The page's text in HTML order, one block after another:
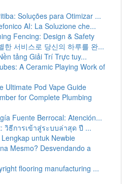
Soluções para Otimizar ...
AI: La Soluzione che...
Fencing: Design & Safety
한 서비스로 당신의 하루를 완...
tảng Giải Trí Trực tuy...
A Ceramic Playing Work of
Ultimate Pod Vape Guide
for Complete Plumbing
Fuente Berrocal: Atención...
วิธีการเข้าสู่ระบบล่าสุด ปี ...
untuk Newbie
Mesmo? Desvendando a
flooring manufacturing ...